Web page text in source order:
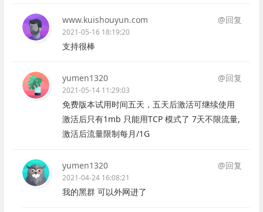
www.kuishouyun.com @回复
2021-05-16 18:19:20
支持很棒
yumen1320 @回复
2021-05-14 11:29:03
免费版本试用时间五天，五天后激活可继续使用
激活后只有1mb 只能用TCP 模式了 7天不限流量,
激活后流量限制每月/1G
yumen1320 @回复
2021-04-24 16:08:21
我的黑群 可以外网进了